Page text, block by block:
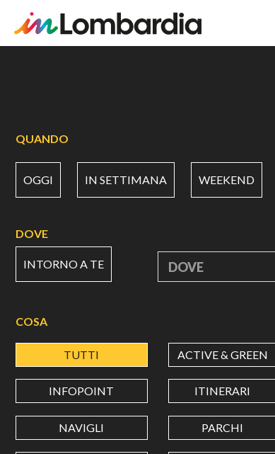
QUANDO
OGGI IN SETTIMANA WEEKEND
DOVE
INTORNO A TE DOVE
COSA
TUTTI ACTIVE & GREEN
INFOPOINT ITINERARI
NAVIGLI PARCHI